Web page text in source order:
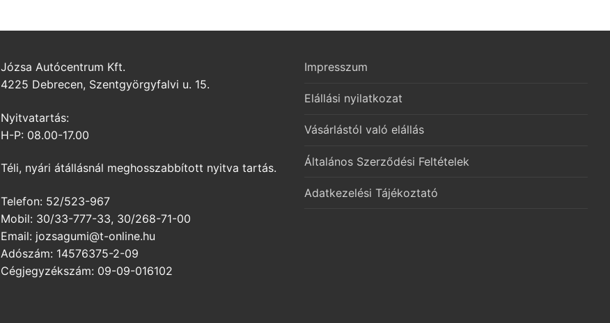
Józsa Autócentrum Kft.
4225 Debrecen, Szentgyörgyfalvi u. 15.
Nyitvatartás:
H-P: 08.00-17.00
Téli, nyári átállásnál meghosszabbított nyitva tartás.
Telefon: 52/523-967
Mobil: 30/33-777-33, 30/268-71-00
Email: jozsagumi@t-online.hu
Adószám: 14576375-2-09
Cégjegyzékszám: 09-09-016102
Impresszum
Elállási nyilatkozat
Vásárlástól való elállás
Általános Szerződési Feltételek
Adatkezelési Tájékoztató